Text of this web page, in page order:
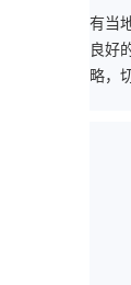
有当
良好
略，